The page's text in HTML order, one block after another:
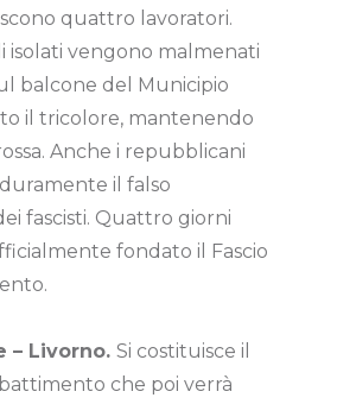
quattro lavoratori.
isolati vengono malmenati
balcone del Municipio
il tricolore, mantenendo
Anche i repubblicani
il falso
fascisti. Quattro giorni
fondato il Fascio
– Livorno. Si costituisce il
che poi verrà